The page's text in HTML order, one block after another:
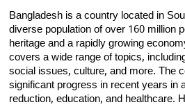
Bangladesh is a country located in
diverse population of over 160 million
heritage and a rapidly growing
covers a wide range of topics,
social issues, culture, and more. The
significant progress in recent years in
reduction, education, and healthcare.